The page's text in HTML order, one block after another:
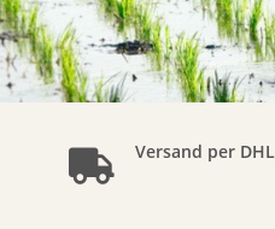
Versand per DHL